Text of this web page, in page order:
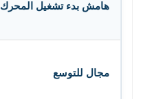
هامش بدء تشغيل المحرك
مجال للتوسع